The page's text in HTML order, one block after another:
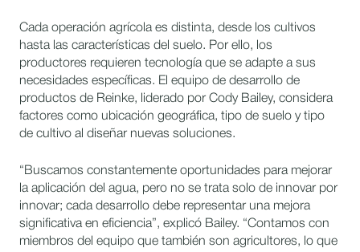
Cada operación agrícola es distinta, desde los cultivos
hasta las características del suelo. Por ello, los
productores requieren tecnología que se adapte a sus
necesidades específicas. El equipo de desarrollo de
productos de Reinke, liderado por Cody Bailey, considera
factores como ubicación geográfica, tipo de suelo y tipo
de cultivo al diseñar nuevas soluciones.
“Buscamos constantemente oportunidades para mejorar
la aplicación del agua, pero no se trata solo de innovar por
innovar; cada desarrollo debe representar una mejora
significativa en eficiencia”, explicó Bailey. “Contamos con
miembros del equipo que también son agricultores, lo que